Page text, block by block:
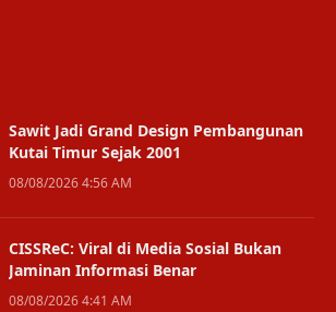
Sawit Jadi Grand Design Pembangunan
Kutai Timur Sejak 2001
08/08/2026 4:56 AM
CISSReC: Viral di Media Sosial Bukan
Jaminan Informasi Benar
08/08/2026 4:41 AM